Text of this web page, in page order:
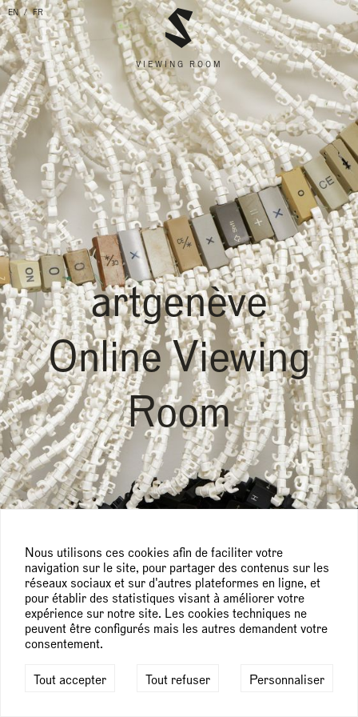
Nous utilisons ces cookies afin de faciliter votre
navigation sur le site, pour partager des contenus sur les
réseaux sociaux et sur d'autres plateformes en ligne, et
pour établir des statistiques visant à améliorer votre
expérience sur notre site. Les cookies techniques ne
peuvent être configurés mais les autres demandent votre
consentement.
Tout accepter Tout refuser Personnaliser
EN FR
VIEWING ROOM
artgenève
Online Viewing
Room